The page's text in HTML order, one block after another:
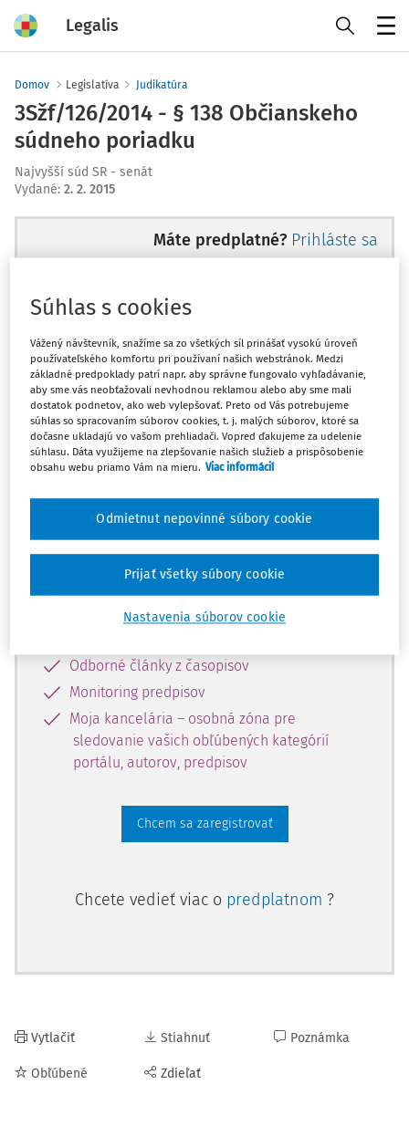
Legalis
Domov Legislatíva Judikatúra
3Sžf/126/2014 - § 138 Občianskeho
súdneho poriadku
Najvyšší súd SR - senát
Vydané: 2. 2. 2015
Máte predplatné? Prihláste sa
Ups, zatiaľ ste si prečítali len
začiatok...
Celý odborný obsah z tejto oblasti je
dostupný predplatiteľom portálu.
Odomknite si prístup k odbornému
obsahu a získajte prístup na 10 dní
zdarma, stačí sa len zaregistrovať.
Vďaka registrácii získate prístup aj k
vybranému obsahu:
Odborné články z časopisov
Monitoring predpisov
Moja kancelária – osobná zóna pre
sledovanie vašich obľúbených kategórií
portálu, autorov, predpisov
Chcem sa zaregistrovať
Chcete vedieť viac o predplatnom ?
Vytlačiť
Obľúbené
Stiahnuť
Zdieľať
Poznámka
Súhlas s cookies
Vážený návštevník, snažíme sa zo všetkých síl prinášať vysokú úroveň
používateľského komfortu pri používaní našich webstránok. Medzi
základné predpoklady patrí napr. aby správne fungovalo vyhľadávanie,
aby sme vás neobťažovali nevhodnou reklamou alebo aby sme mali
dostatok podnetov, ako web vylepšovať. Preto od Vás potrebujeme
súhlas so spracovaním súborov cookies, t. j. malých súborov, ktoré sa
dočasne ukladajú vo vašom prehliadači. Vopred ďakujeme za udelenie
súhlasu. Dáta využijeme na zlepšovanie našich služieb a prispôsobenie
obsahu webu priamo Vám na mieru. Viac informácií
Nastavenia súborov cookie
Odmietnut nepovinné súbory cookie
Prijať všetky súbory cookie